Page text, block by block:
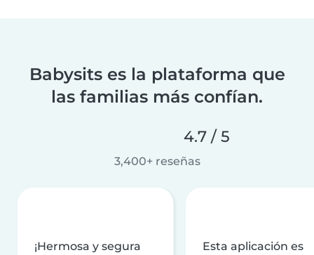
Babysits es la plataforma que
las familias más confían.
4.7 / 5
3,400+ reseñas
¡Hermosa y segura
Esta aplicación es